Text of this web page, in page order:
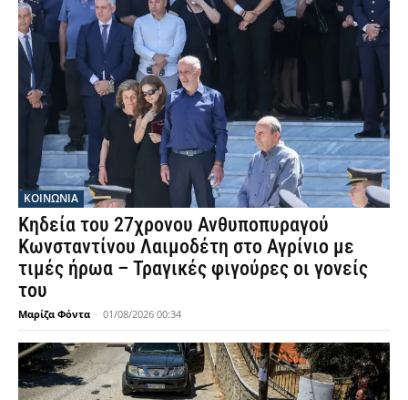
ΚΟΙΝΩΝΙΑ
Κηδεία του 27χρονου Ανθυποπυραγού
Κωνσταντίνου Λαιμοδέτη στο Αγρίνιο με
τιμές ήρωα – Τραγικές φιγούρες οι γονείς
του
Μαρίζα Φόντα - 01/08/2026 00:34